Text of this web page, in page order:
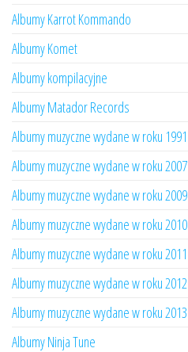
Albumy Karrot Kommando
Albumy Komet
Albumy kompilacyjne
Albumy Matador Records
Albumy muzyczne wydane w roku 1991
Albumy muzyczne wydane w roku 2007
Albumy muzyczne wydane w roku 2009
Albumy muzyczne wydane w roku 2010
Albumy muzyczne wydane w roku 2011
Albumy muzyczne wydane w roku 2012
Albumy muzyczne wydane w roku 2013
Albumy Ninja Tune